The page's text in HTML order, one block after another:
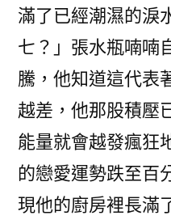
滿了已經潮濕的淚
七？」張水瓶喃喃
騰，他知道這代表
越差，他那股積壓
能量就會越發瘋狂
的戀愛運勢跌至百
現他的廚房裡長滿